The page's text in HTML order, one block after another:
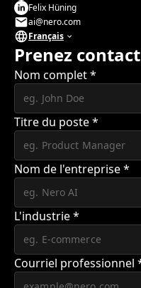
Felix Hüning
ai@nero.com
Français
Prenez
Nom complet*
Titre du poste*
Nom de l'entreprise*
L'industrie*
Courriel professionnel